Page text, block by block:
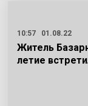
10:57
01.08.22
Житель
летие